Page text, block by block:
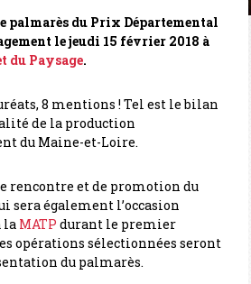
palmarès du Prix Départemental
le jeudi 15 février 2018 à
du Paysage.
8 mentions ! Tel est le bilan
de la production
du Maine-et-Loire.
rencontre et de promotion du
sera également l’occasion
la MATP durant le premier
opérations sélectionnées seront
du palmarès.